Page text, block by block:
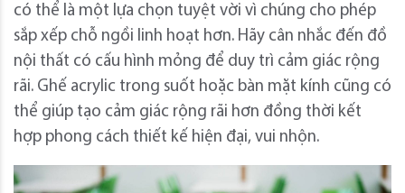
có thể là một lựa chọn tuyệt vời vì chúng cho phép
sắp xếp chỗ ngồi linh hoạt hơn. Hãy cân nhắc đến đồ
nội thất có cấu hình mỏng để duy trì cảm giác rộng
rãi. Ghế acrylic trong suốt hoặc bàn mặt kính cũng có
thể giúp tạo cảm giác rộng rãi hơn đồng thời kết
hợp phong cách thiết kế hiện đại, vui nhộn.